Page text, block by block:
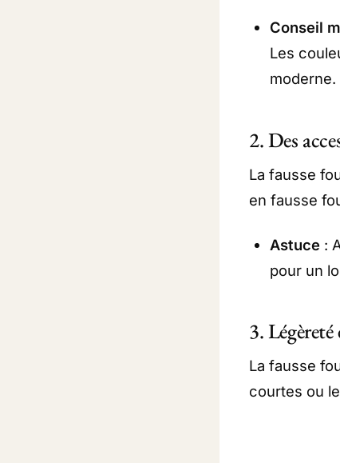
Conseil
Les
moderne.
2. Des
La fausse
en fausse
Astuce :
pour un
3.
La fausse
courtes ou